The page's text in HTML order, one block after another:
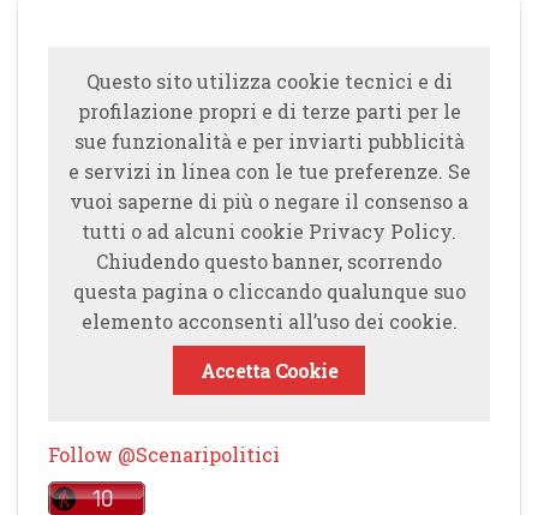
Questo sito utilizza cookie tecnici e di
profilazione propri e di terze parti per le
sue funzionalità e per inviarti pubblicità
e servizi in linea con le tue preferenze. Se
vuoi saperne di più o negare il consenso a
tutti o ad alcuni cookie Privacy Policy.
Chiudendo questo banner, scorrendo
questa pagina o cliccando qualunque suo
elemento acconsenti all’uso dei cookie.
Accetta Cookie
Follow @Scenaripolitici